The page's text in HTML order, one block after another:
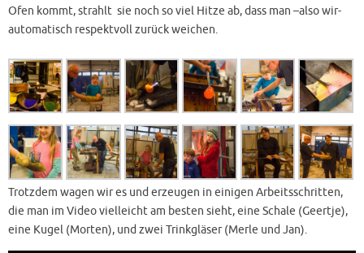
Ofen kommt, strahlt sie noch so viel Hitze ab, dass man –also wir-
automatisch respektvoll zurück weichen.
Trotzdem wagen wir es und erzeugen in einigen Arbeitsschritten,
die man im Video vielleicht am besten sieht, eine Schale (Geertje),
eine Kugel (Morten), und zwei Trinkgläser (Merle und Jan).